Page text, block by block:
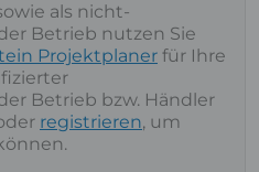
als nicht-
Betrieb nutzen Sie
Projektplaner für Ihre
Betrieb bzw. Händler
registrieren, um